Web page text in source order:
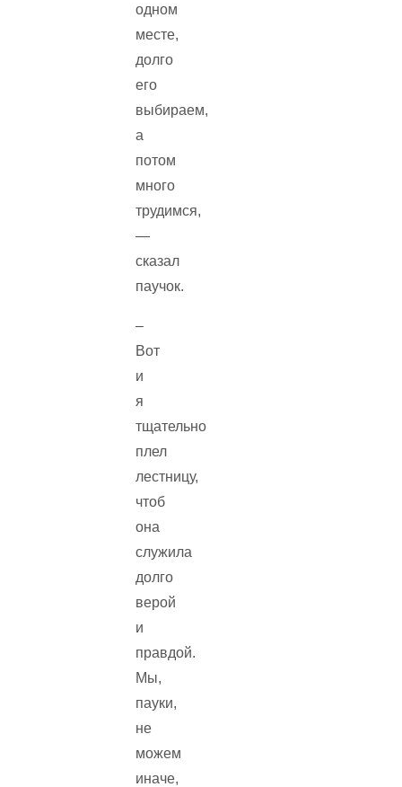
одном
месте,
долго
его
выбираем,
а
потом
много
трудимся,
—
сказал
паучок.
–
Вот
и
я
тщательно
плел
лестницу,
чтоб
она
служила
долго
верой
и
правдой.
Мы,
пауки,
не
можем
иначе,